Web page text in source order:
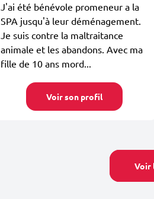
J'ai été bénévole promeneur a la
SPA jusqu'à leur déménagement.
Je suis contre la maltraitance
animale et les abandons. Avec ma
fille de 10 ans mord...
Voir son profil
Voir